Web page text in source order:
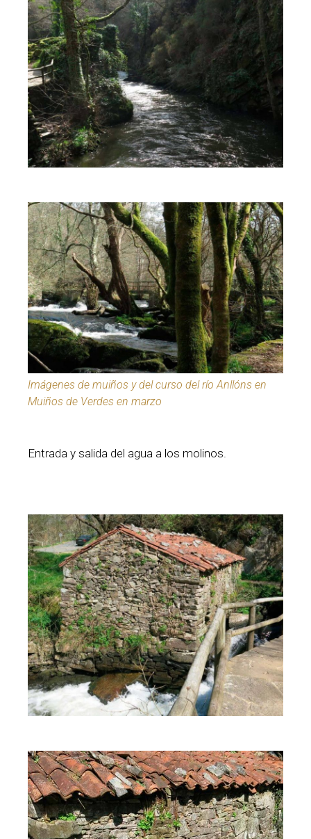
Imágenes de muiños y del curso del río Anllóns en
Muiños de Verdes en marzo
Entrada y salida del agua a los molinos.